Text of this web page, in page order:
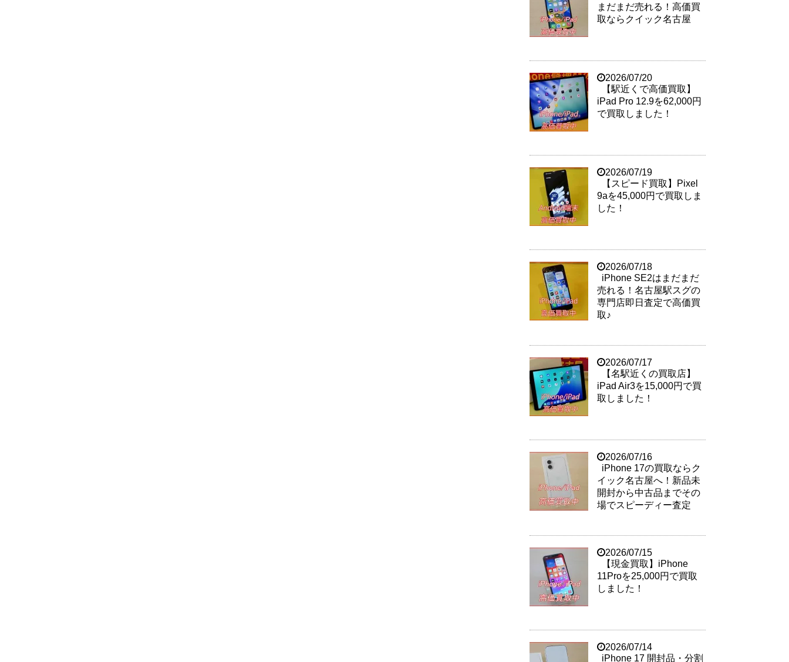
まだまだ売れる！高価買
取ならクイック名古屋
2026/07/20
【駅近くで高価買取】
iPad Pro 12.9を62,000円
で買取しました！
2026/07/19
【スピード買取】Pixel
9aを45,000円で買取しま
した！
2026/07/18
iPhone SE2はまだまだ
売れる！名古屋駅スグの
専門店即日査定で高価買
取♪
2026/07/17
【名駅近くの買取店】
iPad Air3を15,000円で買
取しました！
2026/07/16
iPhone 17の買取ならク
イック名古屋へ！新品未
開封から中古品までその
場でスピーディー査定
2026/07/15
【現金買取】iPhone
11Proを25,000円で買取
しました！
2026/07/14
iPhone 17 開封品・分割